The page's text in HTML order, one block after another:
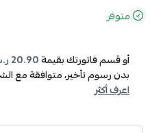
متوفر
أو قسم فاتورتك بقيمة20.90 ر.س
بدون رسوم تأخير، متوافقة مع
اعرف أكثر